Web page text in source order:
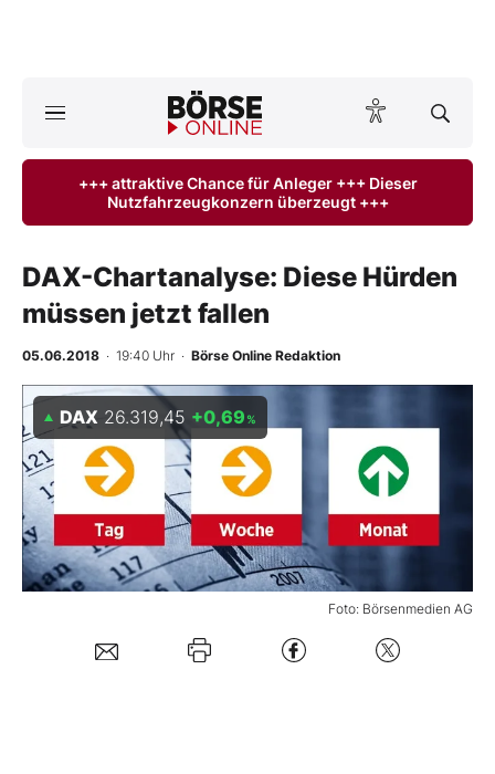
ktuelle Ausgabe BÖRSE ONLINE lesen
Finanz-Check
BO-Musterdepots
Experten
Mein B:O
+++ attraktive Chance für Anleger +++ Dieser
Nutzfahrzeugkonzern überzeugt +++
DAX-Chartanalyse: Diese Hürden
müssen jetzt fallen
05.06.2018 · 19:40 Uhr · Börse Online Redaktion
Foto: Börsenmedien AG
DAX 26.319,45 +0,69 %